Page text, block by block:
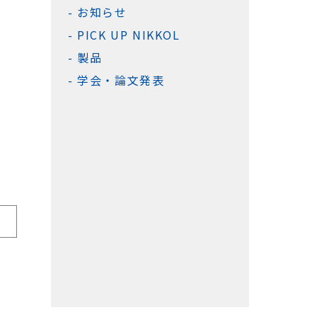
お知らせ
PICK UP NIKKOL
製品
学会・論文発表